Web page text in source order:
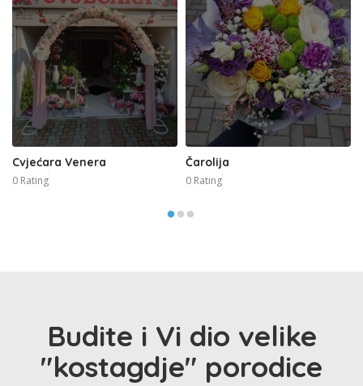
Cvjećara Venera
0 Rating
Čarolija
0 Rating
Budite i Vi dio velike
"kostagdje" porodice